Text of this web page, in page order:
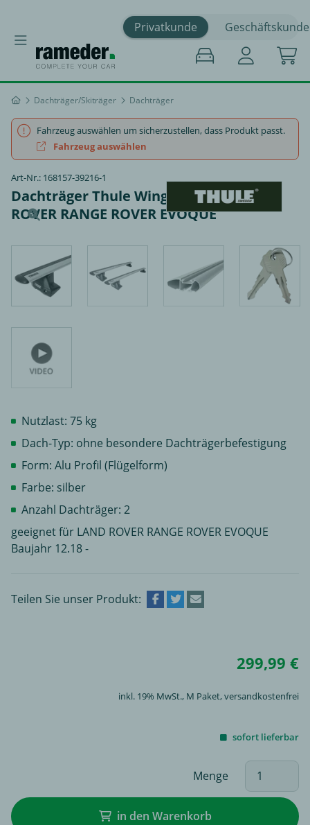
Privatkunde Geschäftskunde
Dachträger/Skiträger Dachträger
Fahrzeug auswählen um sicherzustellen, dass Produkt passt.
Fahrzeug auswählen
Art-Nr.: 168157-39216-1
Dachträger Thule WingBar EVO - LAND
ROVER RANGE ROVER EVOQUE
Nutzlast: 75 kg
Dach-Typ: ohne besondere Dachträgerbefestigung
Form: Alu Profil (Flügelform)
Farbe: silber
Anzahl Dachträger: 2
geeignet für LAND ROVER RANGE ROVER EVOQUE
Baujahr 12.18 -
Teilen Sie unser Produkt:
299,99 €
inkl. 19% MwSt., M Paket, versandkostenfrei
sofort lieferbar
Menge
in den Warenkorb